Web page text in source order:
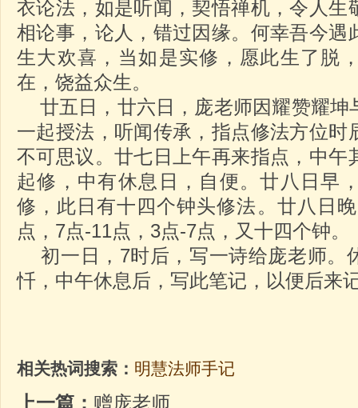
衣论法，如是听闻，契悟禅机，令人生
相论事，论人，错过因缘。何幸吾今遇
生大欢喜，当如是实修，愿此生了脱
在，饶益众生。
廿五日，廿六日，庞老师因耀赞耀坤
一起授法，听闻传承，指点修法方位时
不可思议。廿七日上午再来指点，中午
起修，中有休息日，自便。廿八日早
修，此日有十四个钟头修法。廿八日
点，7点-11点，3点-7点，又十四个钟。
初一日，7时后，写一诗给庞老师。
忏，中午休息后，写此笔记，以便后来
相关热词搜索： 明慧法师手记
上一篇： 赠庞老师